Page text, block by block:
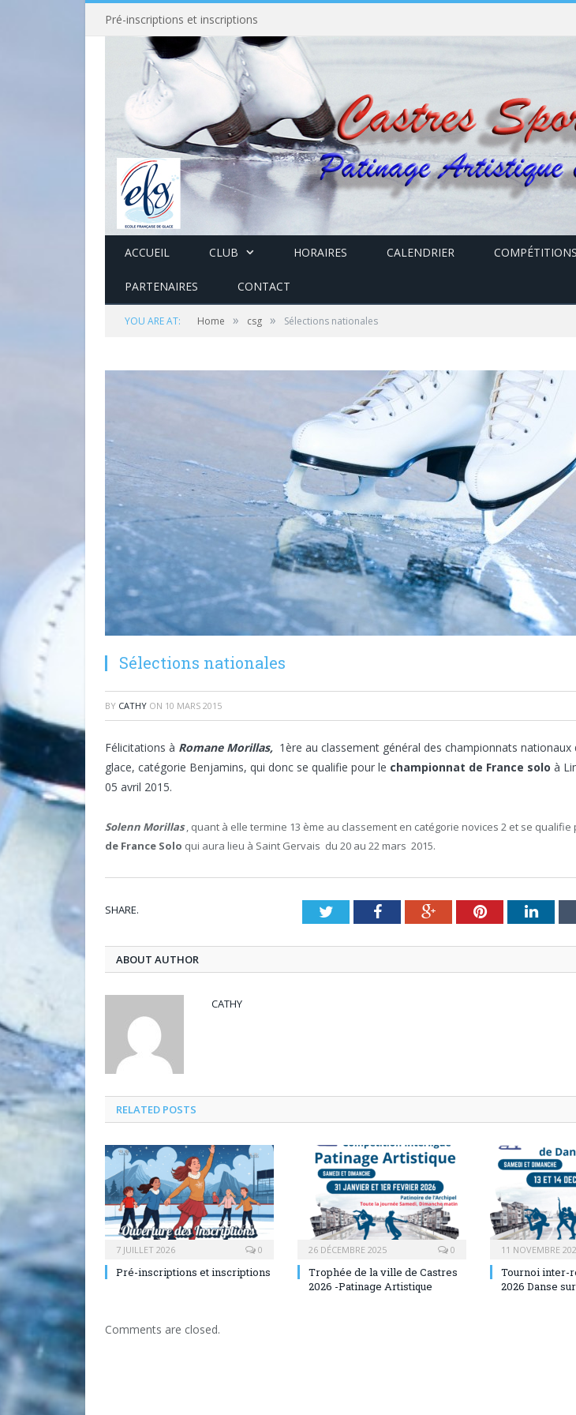
Pré-inscriptions et inscriptions
ACCUEIL CLUB HORAIRES CALENDRIER COMPÉTITIONS
PARTENAIRES CONTACT
YOU ARE AT: Home » csg » Sélections nationales
Sélections nationales
BY CATHY ON 10 MARS 2015
Félicitations à Romane Morillas, 1ère au classement général des championnats nationaux
glace, catégorie Benjamins, qui donc se qualifie pour le championnat de France solo à
05 avril 2015.
Solenn Morillas, quant à elle termine 13 ème au classement en catégorie novices 2 et se qualifie
de France Solo qui aura lieu à Saint Gervais du 20 au 22 mars 2015.
SHARE. TwitterFacebookGoogle+Pinterest
ABOUT AUTHOR
CATHY
RELATED POSTS
7 JUILLET 2026 0
Pré-inscriptions et inscriptions
26 DÉCEMBRE 2025 0
Trophée de la ville de Castres
2026 -Patinage Artistique
11 NOVEMBRE
Tournoi inter-
2026 Danse
Comments are closed.